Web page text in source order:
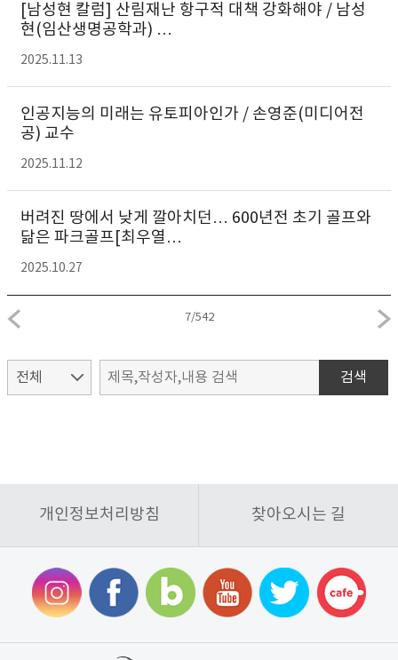
[남성현 칼럼] 산림재난 항구적 대책 강화해야 / 남성
현(임산생명공학과) …
2025.11.13
인공지능의 미래는 유토피아인가 / 손영준(미디어전
공) 교수
2025.11.12
버려진 땅에서 낮게 깔아치던… 600년전 초기 골프와
닮은 파크골프[최우열…
2025.10.27
7/542
검색
개인정보처리방침 찾아오시는 길